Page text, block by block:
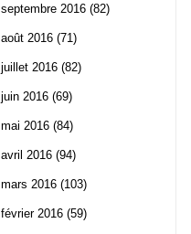
septembre 2016 (82)
août 2016 (71)
juillet 2016 (82)
juin 2016 (69)
mai 2016 (84)
avril 2016 (94)
mars 2016 (103)
février 2016 (59)